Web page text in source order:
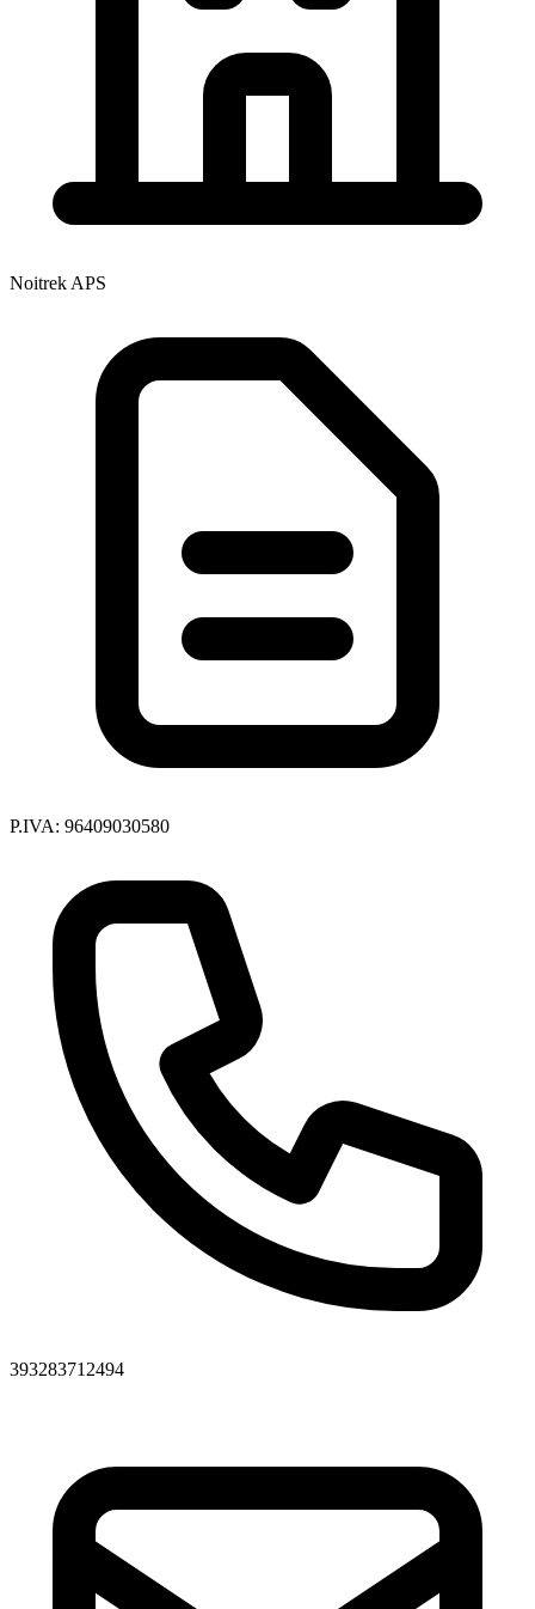
Noitrek APS
P.IVA: 96409030580
393283712494